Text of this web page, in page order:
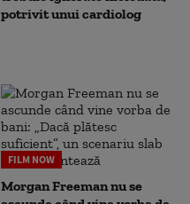
potrivit unui cardiolog
FILM NOW
Morgan Freeman nu se